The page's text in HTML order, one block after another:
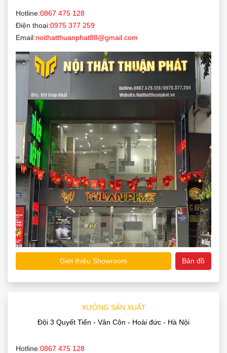
Hotline:0867 475 128
Điện thoại:0975 377 259
Email:noithatthuanphat88@gmail.com
Giới thiệu Showroom Bản đồ
XƯỞNG SẢN XUẤT
Đội 3 Quyết Tiến - Vân Côn - Hoài đức - Hà Nội
Hotline:0867 475 128